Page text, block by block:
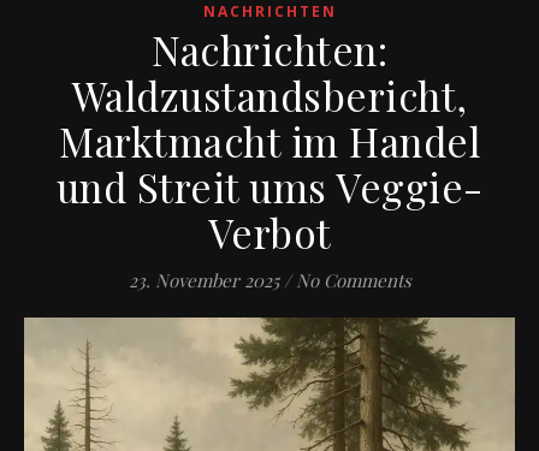
NACHRICHTEN
Nachrichten:
Waldzustandsbericht,
Marktmacht im Handel
und Streit ums Veggie-
Verbot
23. November 2025 / No Comments